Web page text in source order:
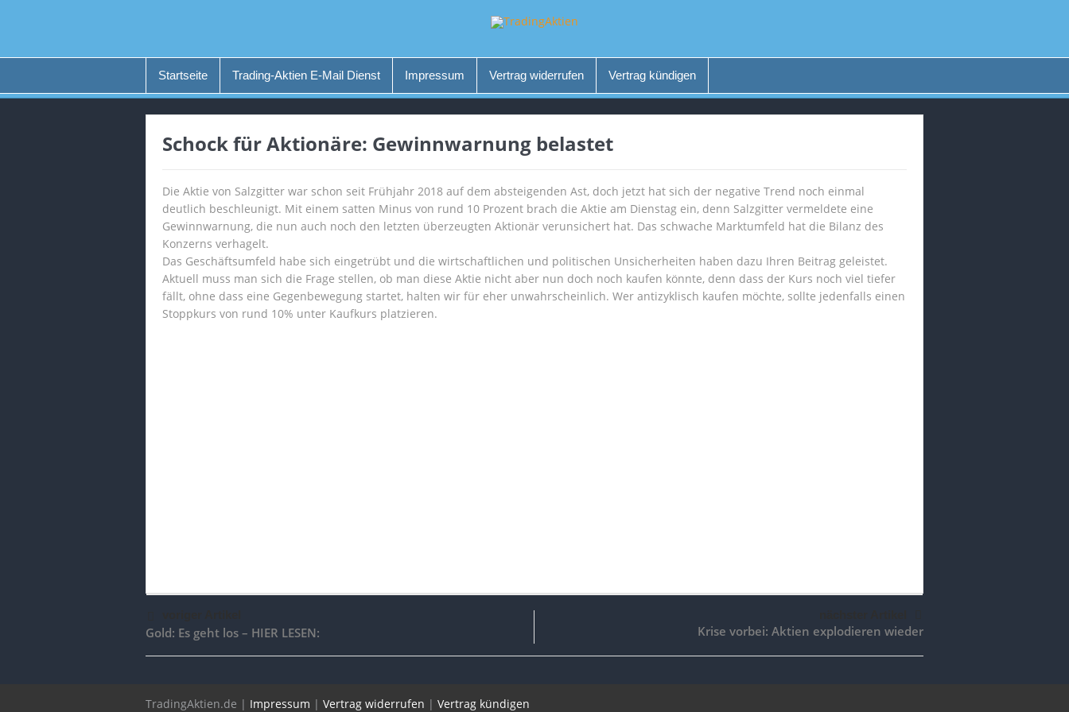
Startseite Trading-Aktien E-Mail Dienst Impressum Vertrag widerrufen Vertrag kündigen
Schock für Aktionäre: Gewinnwarnung belastet
Die Aktie von Salzgitter war schon seit Frühjahr 2018 auf dem absteigenden Ast, doch jetzt hat sich der negative Trend noch einmal
deutlich beschleunigt. Mit einem satten Minus von rund 10 Prozent brach die Aktie am Dienstag ein, denn Salzgitter vermeldete eine
Gewinnwarnung, die nun auch noch den letzten überzeugten Aktionär verunsichert hat. Das schwache Marktumfeld hat die Bilanz des
Konzerns verhagelt.
Das Geschäftsumfeld habe sich eingetrübt und die wirtschaftlichen und politischen Unsicherheiten haben dazu Ihren Beitrag geleistet.
Aktuell muss man sich die Frage stellen, ob man diese Aktie nicht aber nun doch noch kaufen könnte, denn dass der Kurs noch viel tiefer
fällt, ohne dass eine Gegenbewegung startet, halten wir für eher unwahrscheinlich. Wer antizyklisch kaufen möchte, sollte jedenfalls einen
Stoppkurs von rund 10% unter Kaufkurs platzieren.
Gold: Es geht los – HIER LESEN: Krise vorbei: Aktien explodieren wieder
TradingAktien.de | Impressum | Vertrag widerrufen | Vertrag kündigen